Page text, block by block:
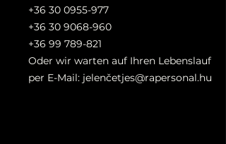
+36 30 0955-977
+36 30 9068-960
+36 99 789-821
Oder wir warten auf Ihren Lebenslauf
per E-Mail: jelenčetjes@rapersonal.hu